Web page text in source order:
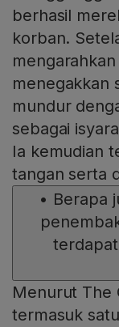
berhasil
korban.
menegakkan
mundur
sebagai
Ia kemudian
tangan serta
• Berapa
Menurut The
termasuk